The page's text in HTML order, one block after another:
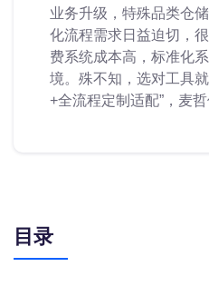
业务升级，特殊品类仓
化流程需求日益迫切，
费系统成本高，标准化
境。殊不知，选对工具
+全流程定制适配”，麦
目录